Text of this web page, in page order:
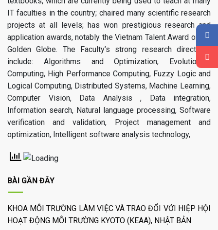
IT faculties in the country; chaired many scientific research
projects at all levels; has won prestigious research and
application awards, notably the Vietnam Talent Award or the
Golden Globe. The Faculty’s strong research directions
include: Algorithms and Optimization, Evolutionary
Computing, High Performance Computing, Fuzzy Logic and
Logical Computing, Distributed Systems, Machine Learning,
Computer Vision, Data Analysis , Data integration,
Information search, Natural language processing, Software
verification and validation, Project management and
optimization, Intelligent software analysis technology,
BÀI GẦN ĐÂY
KHOA MÔI TRƯỜNG LÀM VIỆC VÀ TRAO ĐỔI VỚI HIỆP HỘI
HOẠT ĐỘNG MÔI TRƯỜNG KYOTO (KEAA), NHẬT BẢN